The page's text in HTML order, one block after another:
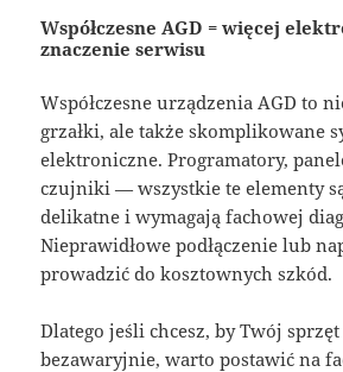
Współczesne AGD = więcej
znaczenie serwisu
Współczesne urządzenia AGD to
grzałki, ale także skomplikowane
elektroniczne. Programatory,
czujniki — wszystkie te elementy
delikatne i wymagają fachowej
Nieprawidłowe podłączenie lub
prowadzić do kosztownych szkód.
Dlatego jeśli chcesz, by Twój sprzęt
bezawaryjnie, warto postawić na